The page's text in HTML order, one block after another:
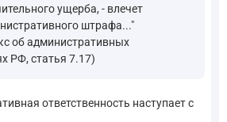
ущерба, - влечет
штрафа..."
об административных
РФ, статья 7.17)
ответственность наступает с